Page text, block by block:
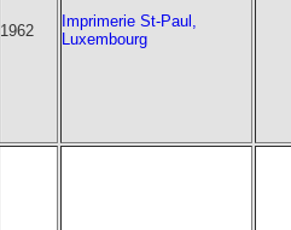
1962
Imprimerie St-Paul,
Luxembourg